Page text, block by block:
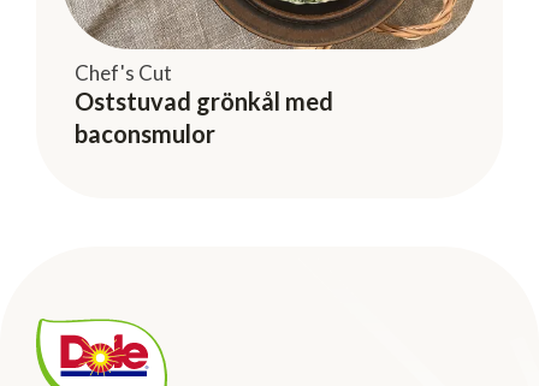
Chef's Cut
Oststuvad grönkål med
baconsmulor